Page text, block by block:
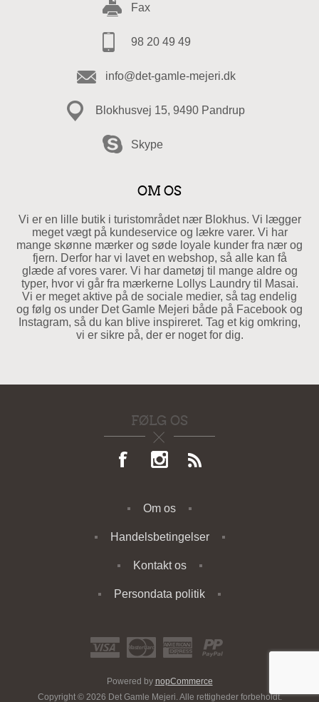
Fax
98 20 49 49
info@det-gamle-mejeri.dk
Blokhusvej 15, 9490 Pandrup
Skype
OM OS
Vi er en lille butik i turistområdet nær Blokhus. Vi lægger
meget vægt på kundeservice og lækre varer. Vi har
mange skønne mærker og søde loyale kunder fra nær og
fjern. Derfor har vi lavet en webshop, så alle kan få
glæde af vores varer. Vi har dametøj til mange aldre og
typer, hvor vi går fra mærkerne Lollys Laundry til Masai.
Vi er meget aktive på de sociale medier, så tag endelig
og følg os under Det Gamle Mejeri både på Facebook og
Instagram, så du kan blive inspireret. Tag et kig omkring,
vi er sikre på, der er noget for dig.
FØLG OS
Om os
Handelsbetingelser
Kontakt os
Persondata politik
Powered by nopCommerce
Copyright © 2026 Det Gamle Mejeri. Alle rettigheder forbeholdt.